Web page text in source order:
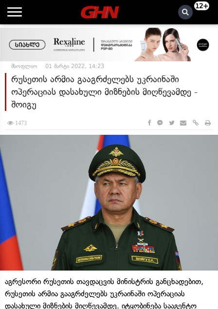
12+
მსოფლიო 01 მარტი 2022, 14:23
რუსეთის არმია გააგრძელებს უკრაინაში
ოპერაციას დასახული მიზნების მიღწევამდე -
შოიგუ
1473
აგრესორი რუსეთის თავდაცვის მინისტრის განცხადებით,
რუსეთის არმია გააგრძელებს უკრაინაში ოპერაციას
დასახული მიზნების მიღწევამდე. იტყობინება სააგენტო